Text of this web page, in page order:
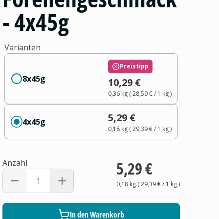
- 4x45g
Varianten
8x45g
Preistipp
10,29 €
0,36 kg(28,59 €/ 1 kg)
4x45g 5,29 €
0,18 kg(29,39 €/ 1 kg)
Anzahl 5,29 €
0,18 kg(29,39 €/ 1 kg)
In den Warenkorb